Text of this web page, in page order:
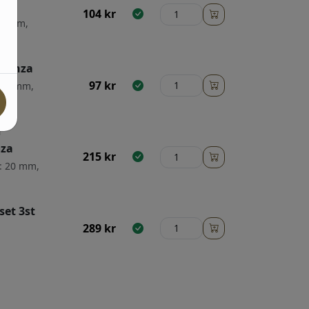
mm,
104 kr
Anza
mm,
97 kr
20 mm,
215 kr
3st
289 kr